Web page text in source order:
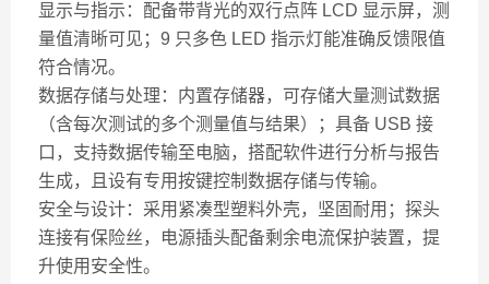
显示与指示：配备带背光的双行点阵 LCD 显示屏，测
量值清晰可见；9 只多色 LED 指示灯能准确反馈限值
符合情况。
数据存储与处理：内置存储器，可存储大量测试数据
（含每次测试的多个测量值与结果）；具备 USB 接
口，支持数据传输至电脑，搭配软件进行分析与报告
生成，且设有专用按键控制数据存储与传输。
安全与设计：采用紧凑型塑料外壳，坚固耐用；探头
连接有保险丝，电源插头配备剩余电流保护装置，提
升使用安全性。